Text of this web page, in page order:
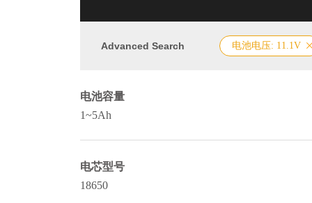
Advanced Search 电池电压: 11.1V
电池容量
1~5Ah
电芯型号
18650